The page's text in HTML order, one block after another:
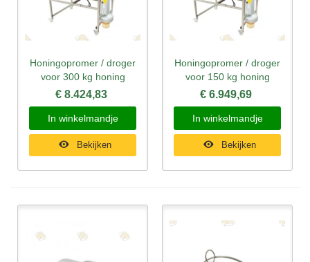
Honingopromer / droger
voor 300 kg honing
€ 8.424,83
In winkelmandje
Bekijken
Honingopromer / droger
voor 150 kg honing
€ 6.949,69
In winkelmandje
Bekijken